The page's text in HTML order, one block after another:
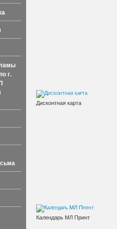
г.
Дисконтная карта
Календарь МЛ Принт